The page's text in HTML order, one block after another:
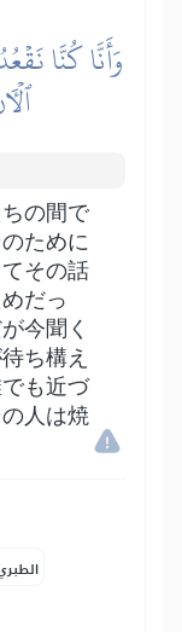
وَأَنَّا كُنَّا
の間で
ために
その話
だっ
今聞く
ち構え
も近づ
人は焼